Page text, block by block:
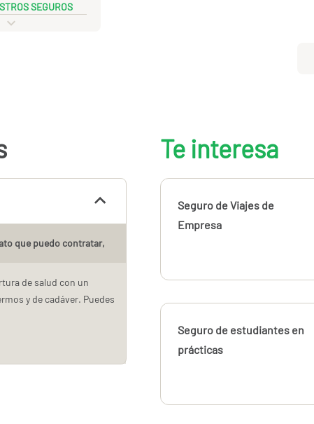
SEGUROS
que puedo contratar,
de salud con un
y de cadáver. Puedes
Te interesa
Seguro de Viajes de
Empresa
Seguro de estudiantes en
prácticas